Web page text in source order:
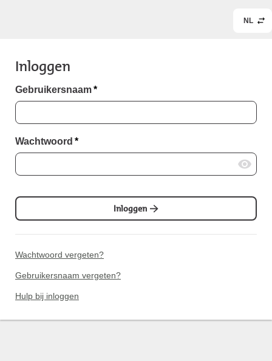
NL
Inloggen
Gebruikersnaam*
Wachtwoord *
Inloggen
Wachtwoord vergeten?
Gebruikersnaam vergeten?
Hulp bij inloggen